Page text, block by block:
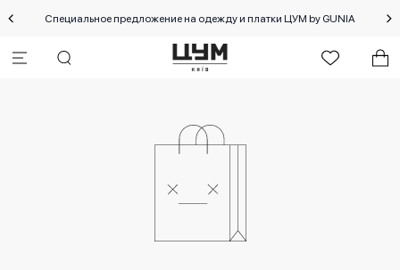
Специальное предложение на одежду и платки ЦУМ by GUNIA